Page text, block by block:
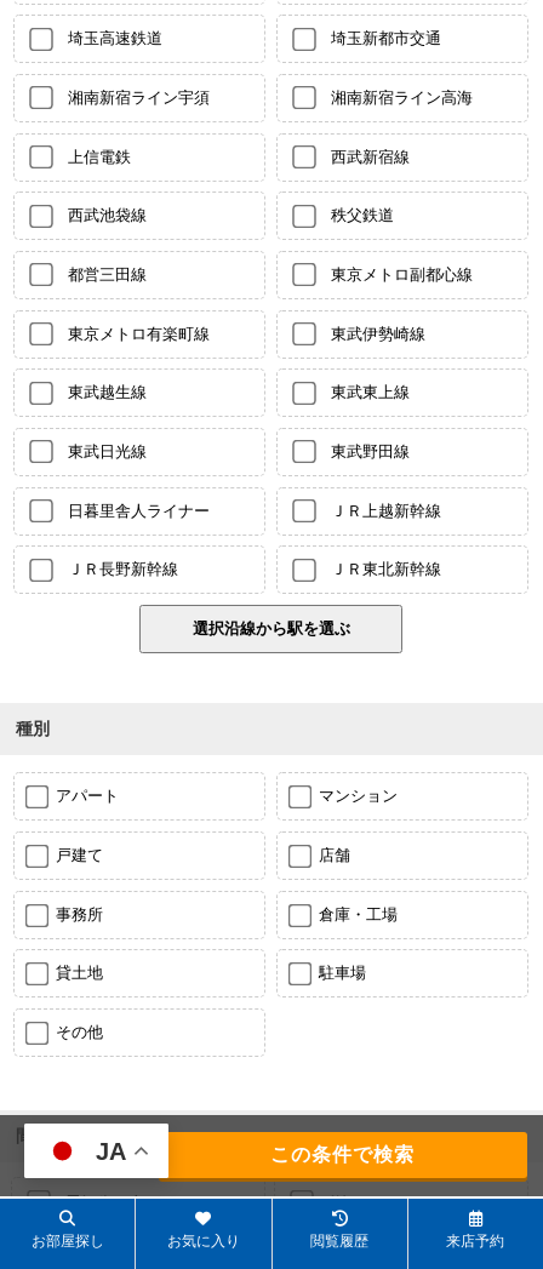
埼玉高速鉄道 埼玉新都市交通
湘南新宿ライン宇須 湘南新宿ライン高海
上信電鉄 西武新宿線
西武池袋線 秩父鉄道
都営三田線 東京メトロ副都心線
東京メトロ有楽町線 東武伊勢崎線
東武越生線 東武東上線
東武日光線 東武野田線
日暮里舎人ライナー ＪＲ上越新幹線
ＪＲ長野新幹線 ＪＲ東北新幹線
種別
アパート マンション
戸建て 店舗
事務所 倉庫・工場
貸土地 駐車場
その他
間取り
ワンルーム 1K
1DK 1LDK
137 件
お部屋探し お気に入り 閲覧履歴 来店予約
JA